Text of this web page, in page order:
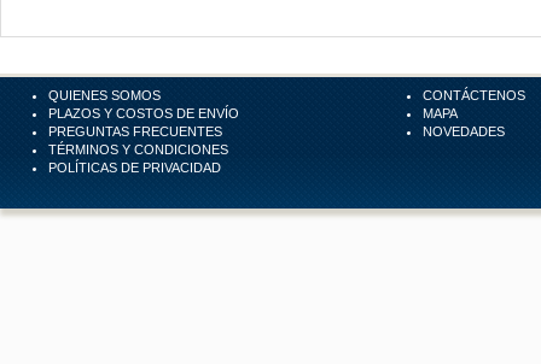
QUIENES SOMOS
PLAZOS Y COSTOS DE ENVÍO
PREGUNTAS FRECUENTES
TÉRMINOS Y CONDICIONES
POLÍTICAS DE PRIVACIDAD
CONTÁCTENOS
MAPA
NOVEDADES